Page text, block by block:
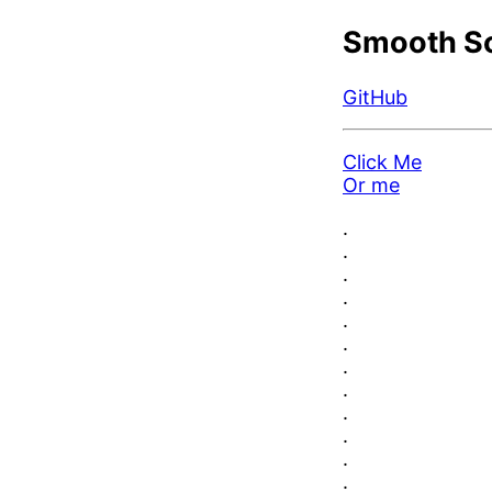
Smooth
GitHub
Click Me
Or me
.
.
.
.
.
.
.
.
.
.
.
.